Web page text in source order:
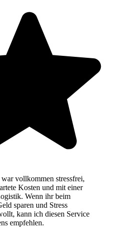
vollkommen stressfrei,
Kosten und mit einer
Wenn ihr beim
sparen und Stress
kann ich diesen Service
empfehlen.